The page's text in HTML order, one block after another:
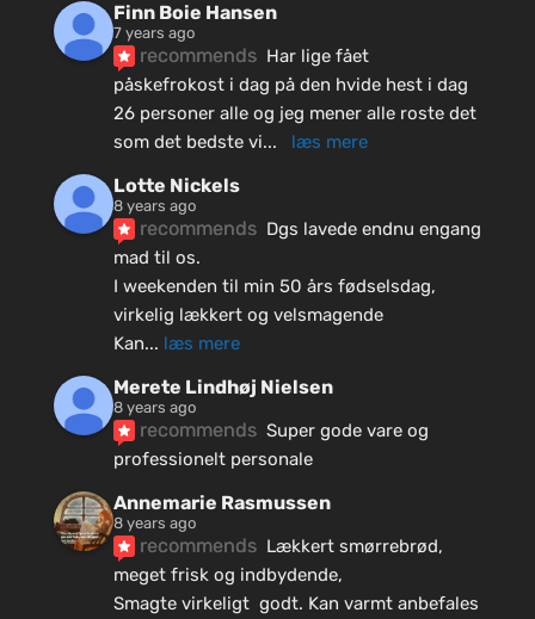
Finn Boie Hansen
7 years ago
recommends Har lige fået
påskefrokost i dag på den hvide hest i dag
26 personer alle og jeg mener alle roste det
som det bedste vi... læs mere
Lotte Nickels
8 years ago
recommends Dgs lavede endnu engang
mad til os.
I weekenden til min 50 års fødselsdag,
virkelig lækkert og velsmagende
Kan... læs mere
Merete Lindhøj Nielsen
8 years ago
recommends Super gode vare og
professionelt personale
Annemarie Rasmussen
8 years ago
recommends Lækkert smørrebrød,
meget frisk og indbydende,
Smagte virkeligt  godt. Kan varmt anbefales